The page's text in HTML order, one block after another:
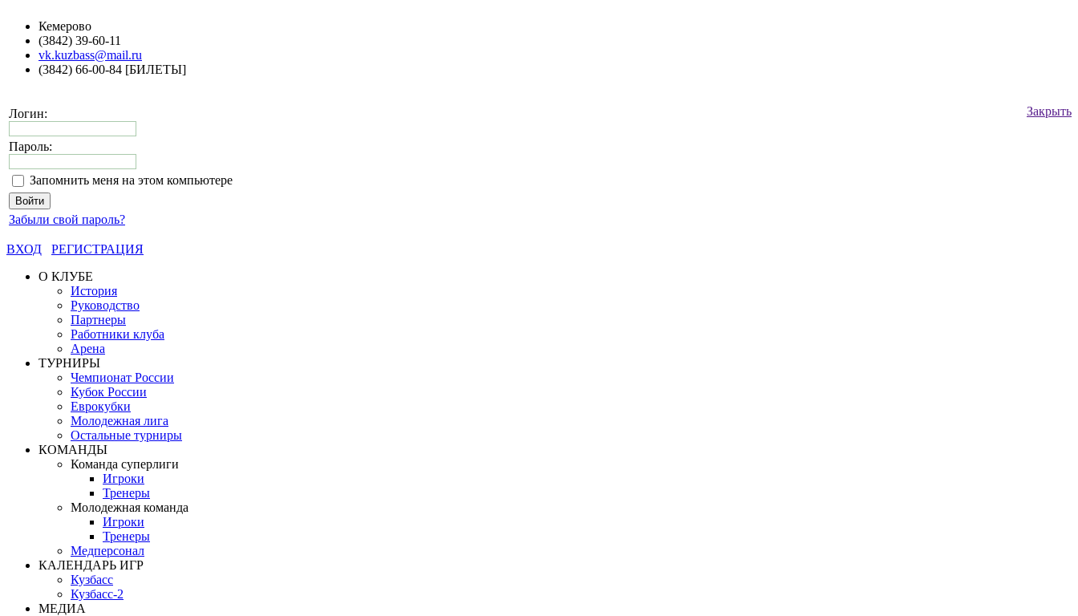
Кемерово
(3842) 39-60-11
vk.kuzbass@mail.ru
(3842) 66-00-84 [БИЛЕТЫ]
Закрыть
Логин:
Пароль:
Запомнить меня на этом компьютере
Забыли свой пароль?
ВХОД
РЕГИСТРАЦИЯ
О КЛУБЕ
История
Руководство
Партнеры
Работники клуба
Арена
ТУРНИРЫ
Чемпионат России
Кубок России
Еврокубки
Молодежная лига
Остальные турниры
КОМАНДЫ
Команда суперлиги
Игроки
Тренеры
Молодежная команда
Игроки
Тренеры
Медперсонал
КАЛЕНДАРЬ ИГР
Кузбасс
Кузбасс-2
МЕДИА